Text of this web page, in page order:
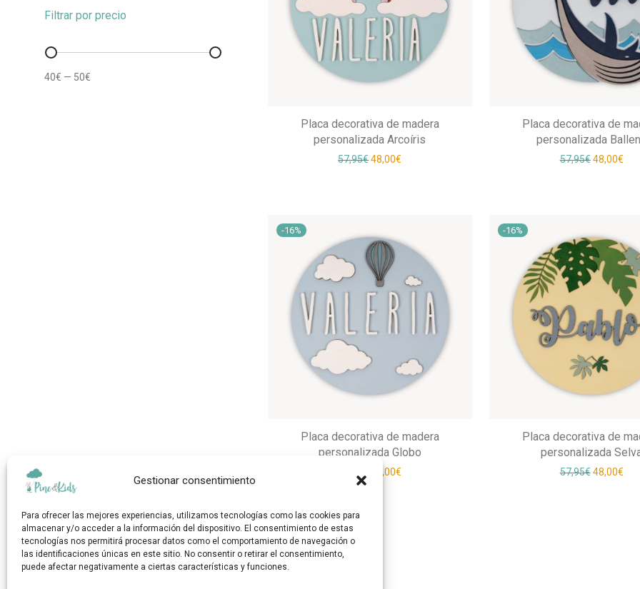
Gestionar consentimiento
Para ofrecer las mejores experiencias, utilizamos tecnologías como las cookies para
almacenar y/o acceder a la información del dispositivo. El consentimiento de estas
tecnologías nos permitirá procesar datos como el comportamiento de navegación o
las identificaciones únicas en este sitio. No consentir o retirar el consentimiento,
puede afectar negativamente a ciertas características y funciones.
Filtrar por precio
Precio
Precio
40€ — 50€
Placa decorativa de madera
personalizada Arcoíris
57,95€El precio original era: 57,95€.
48,00€
Placa decorativa de
personalizada
57,95€ El precio
48,00€El
-16%
Placa decorativa de madera
personalizada Globo
El precio original era: 57,95€.
48,00€
-16%
Placa decorativa de
personalizada
57,95€ El precio
48,00€El